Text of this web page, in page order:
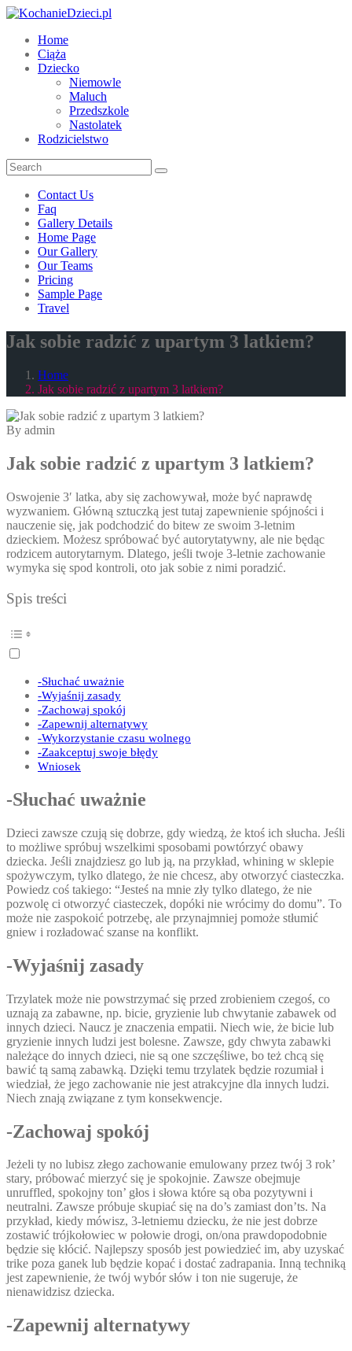
Home
Ciąża
Dziecko
Niemowle
Maluch
Przedszkole
Nastolatek
Rodzicielstwo
Contact Us
Faq
Gallery Details
Home Page
Our Gallery
Our Teams
Pricing
Sample Page
Travel
Jak sobie radzić z upartym 3 latkiem?
Home
Jak sobie radzić z upartym 3 latkiem?
By admin
Jak sobie radzić z upartym 3 latkiem?
Oswojenie 3′ latka, aby się zachowywał, może być naprawdę
wyzwaniem. Główną sztuczką jest tutaj zapewnienie spójności i
nauczenie się, jak podchodzić do bitew ze swoim 3-letnim
dzieckiem. Możesz spróbować być autorytatywny, ale nie będąc
rodzicem autorytarnym. Dlatego, jeśli twoje 3-letnie zachowanie
wymyka się spod kontroli, oto jak sobie z nimi poradzić.
Spis treści
-Słuchać uważnie
-Wyjaśnij zasady
-Zachowaj spokój
-Zapewnij alternatywy
-Wykorzystanie czasu wolnego
-Zaakceptuj swoje błędy
Wniosek
-Słuchać uważnie
Dzieci zawsze czują się dobrze, gdy wiedzą, że ktoś ich słucha. Jeśli
to możliwe spróbuj wszelkimi sposobami powtórzyć obawy
dziecka. Jeśli znajdziesz go lub ją, na przykład, whining w sklepie
spożywczym, tylko dlatego, że nie chcesz, aby otworzyć ciasteczka.
Powiedz coś takiego: “Jesteś na mnie zły tylko dlatego, że nie
pozwolę ci otworzyć ciasteczek, dopóki nie wrócimy do domu”. To
może nie zaspokoić potrzebę, ale przynajmniej pomoże stłumić
gniew i rozładować szanse na konflikt.
-Wyjaśnij zasady
Trzylatek może nie powstrzymać się przed zrobieniem czegoś, co
uznają za zabawne, np. bicie, gryzienie lub chwytanie zabawek od
innych dzieci. Naucz je znaczenia empatii. Niech wie, że bicie lub
gryzienie innych ludzi jest bolesne. Zawsze, gdy chwyta zabawki
należące do innych dzieci, nie są one szczęśliwe, bo też chcą się
bawić tą samą zabawką. Dzięki temu trzylatek będzie rozumiał i
wiedział, że jego zachowanie nie jest atrakcyjne dla innych ludzi.
Niech znają związane z tym konsekwencje.
-Zachowaj spokój
Jeżeli ty no lubisz złego zachowanie emulowany przez twój 3 rok’
stary, próbować mierzyć się je spokojnie. Zawsze obejmuje
unruffled, spokojny ton’ głos i słowa które są oba pozytywni i
neutralni. Zawsze próbuje skupiać się na do’s zamiast don’ts. Na
przykład, kiedy mówisz, 3-letniemu dziecku, że nie jest dobrze
zostawić trójkołowiec w połowie drogi, on/ona prawdopodobnie
będzie się kłócić. Najlepszy sposób jest powiedzieć im, aby uzyskać
trike poza ganek lub będzie kopać i dostać zadrapania. Inną techniką
jest zapewnienie, że twój wybór słów i ton nie sugeruje, że
nienawidzisz dziecka.
-Zapewnij alternatywy